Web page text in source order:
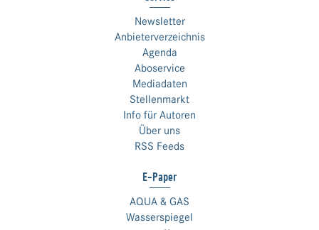
Newsletter
Anbieterverzeichnis
Agenda
Aboservice
Mediadaten
Stellenmarkt
Info für Autoren
Über uns
RSS Feeds
E-Paper
AQUA & GAS
Wasserspiegel